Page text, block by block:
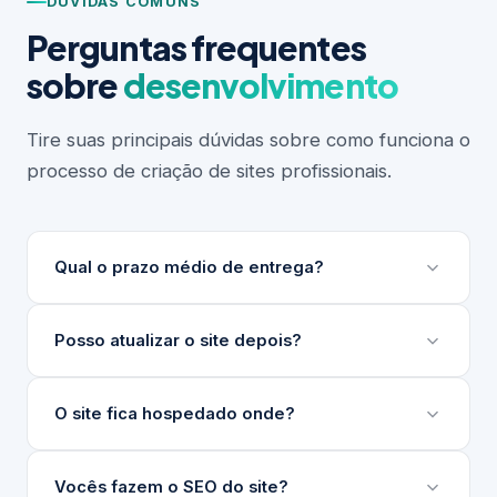
Perguntas frequentes
sobredesenvolvimento
Tire suas principais dúvidas sobre como funciona o
processo de criação de sites profissionais.
Qual o prazo médio de entrega?
Depende do escopo do projeto. Sites institucionais
Sempre apresentamos um cronograma detalhado
Posso atualizar o site depois?
Sim. Desenvolvemos um painel de gerenciamento
de técnico.
O site fica hospedado onde?
Indicamos e configuramos a hospedagem ideal para
Vocês fazem o SEO do site?